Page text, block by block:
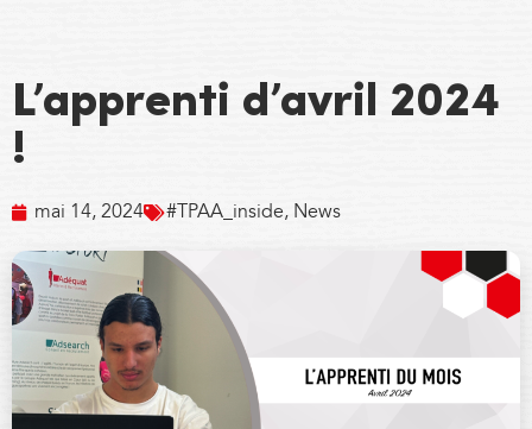
L’apprenti d’avril 2024
!
mai 14, 2024 #TPAA_inside, News